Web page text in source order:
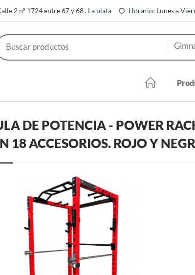
2 n° 1724 entre 67 y 68 . La plata Horario: Lunes a
DE POTENCIA - POWER
18 ACCESORIOS. ROJO Y